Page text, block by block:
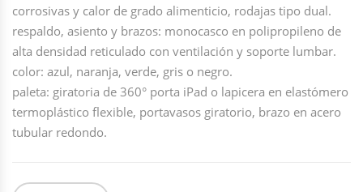
corrosivas y calor de grado alimenticio, rodajas tipo dual.
respaldo, asiento y brazos: monocasco en polipropileno de
alta densidad reticulado con ventilación y soporte lumbar.
color: azul, naranja, verde, gris o negro.
paleta: giratoria de 360° porta iPad o lapicera en elastómero
termoplástico flexible, portavasos giratorio, brazo en acero
tubular redondo.